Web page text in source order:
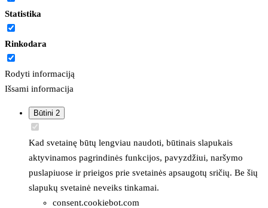
Statistika
Rinkodara
Rodyti informaciją
Išsami informacija
Būtini 2
Kad svetainę būtų lengviau naudoti, būtinais slapukais
aktyvinamos pagrindinės funkcijos, pavyzdžiui, naršymo
puslapiuose ir prieigos prie svetainės apsaugotų sričių. Be šių
slapukų svetainė neveiks tinkamai.
consent.cookiebot.com